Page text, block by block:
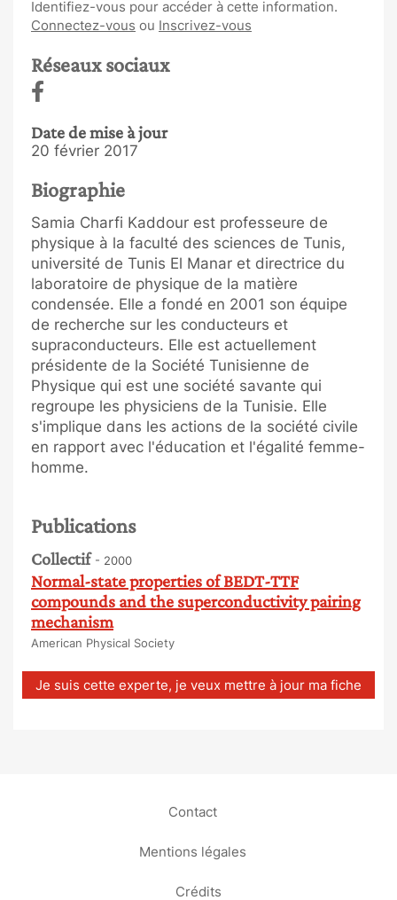
Identifiez-vous pour accéder à cette information.
Connectez-vous ou Inscrivez-vous
Réseaux sociaux
Date de mise à jour
20 février 2017
Biographie
Samia Charfi Kaddour est professeure de
physique à la faculté des sciences de Tunis,
université de Tunis El Manar et directrice du
laboratoire de physique de la matière
condensée. Elle a fondé en 2001 son équipe
de recherche sur les conducteurs et
supraconducteurs. Elle est actuellement
présidente de la Société Tunisienne de
Physique qui est une société savante qui
regroupe les physiciens de la Tunisie. Elle
s'implique dans les actions de la société civile
en rapport avec l'éducation et l'égalité femme-
homme.
Publications
Collectif - 2000
Normal-state properties of BEDT-TTF
compounds and the superconductivity pairing
mechanism
American Physical Society
Je suis cette experte, je veux mettre à jour ma fiche
Contact
Mentions légales
Crédits